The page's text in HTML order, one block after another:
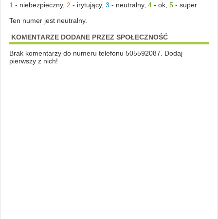
1 - niebezpieczny, 2 - irytujący, 3 - neutralny, 4- ok, 5- super
Ten numer jest neutralny.
KOMENTARZE DODANE PRZEZ SPOŁECZNOŚĆ
Brak komentarzy do numeru telefonu 505592087. Dodaj
pierwszy z nich!